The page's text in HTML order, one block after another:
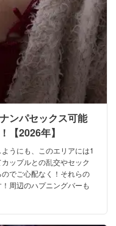
ンパセックス可能
【2026年】
うにも、このエリアには1
ップルとの乱交やセック
でご心配なく！それらの
周辺のハプニングバーも